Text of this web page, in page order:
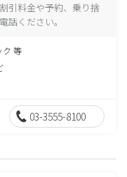
引料金や予約、乗り捨
話ください。
ク 等
03-3555-8100